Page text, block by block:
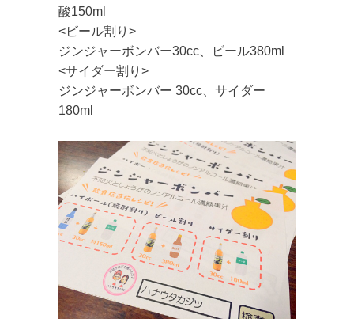
酸150ml
<ビール割り>
ジンジャーボンバー30cc、ビール380ml
<サイダー割り>
ジンジャーボンバー 30cc、サイダー
180ml